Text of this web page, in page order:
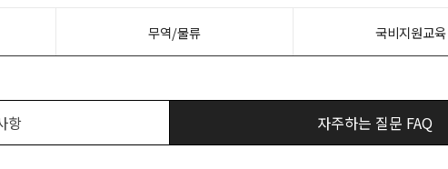
무역/물류 국비지원교육
항 자주하는 질문 FAQ